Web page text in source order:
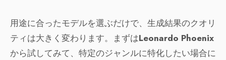
用途に合ったモデルを選ぶだけで、生成結果のクオリ
ティは大きく変わります。まずはLeonardo Phoenix
から試してみて、特定のジャンルに特化したい場合に